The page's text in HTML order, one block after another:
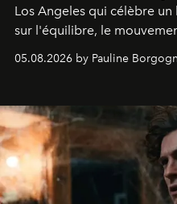
Los Angeles qui célèbre
sur l'équilibre, le
05.08.2026 by Pauline